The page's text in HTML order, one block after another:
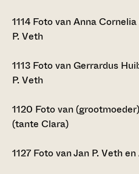
1114 Foto van Anna
P. Veth
1113 Foto van Gerrardus
P. Veth
1120 Foto van
(tante Clara)
1127 Foto van Jan P. Veth